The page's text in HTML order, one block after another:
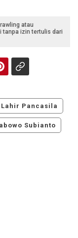
atau
tanpa izin tertulis dari
Pancasila
Subianto